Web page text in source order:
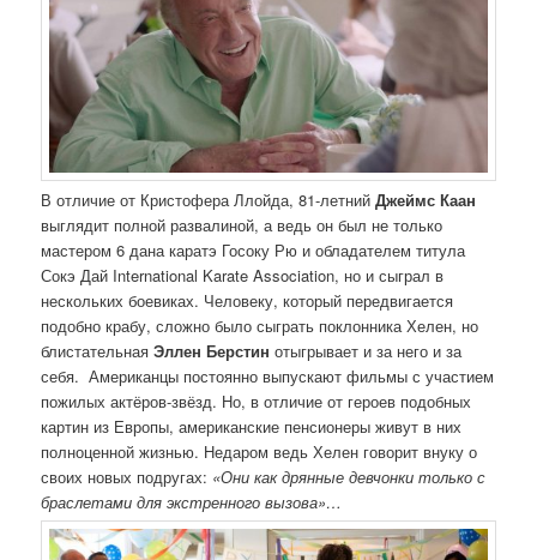
В отличие от Кристофера Ллойда, 81-летнийДжеймс Каан
выглядит полной развалиной, а ведь он был не только
мастером 6 дана каратэ Госоку Рю и обладателем титула
Сокэ Дай International Karate Association, но и сыграл в
нескольких боевиках. Человеку, который передвигается
подобно крабу, сложно было сыграть поклонника Хелен, но
блистательнаяЭллен Берстинотыгрывает и за него и за
себя.Американцы постоянно выпускают фильмы с участием
пожилых актёров-звёзд. Но, в отличие от героев подобных
картин из Европы, американские пенсионеры живут в них
полноценной жизнью. Недаром ведь Хелен говорит внуку о
своих новых подругах: «Они как дрянные девчонки только с
браслетами для экстренного вызова»…